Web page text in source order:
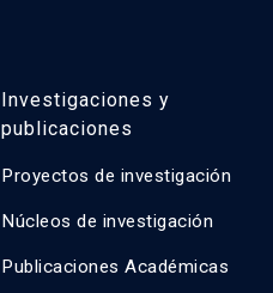
Investigaciones y
publicaciones
Proyectos de investigación
Núcleos de investigación
Publicaciones Académicas